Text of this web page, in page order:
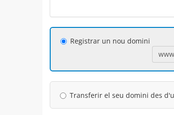
Registrar un nou domini
Transferir el seu domini des